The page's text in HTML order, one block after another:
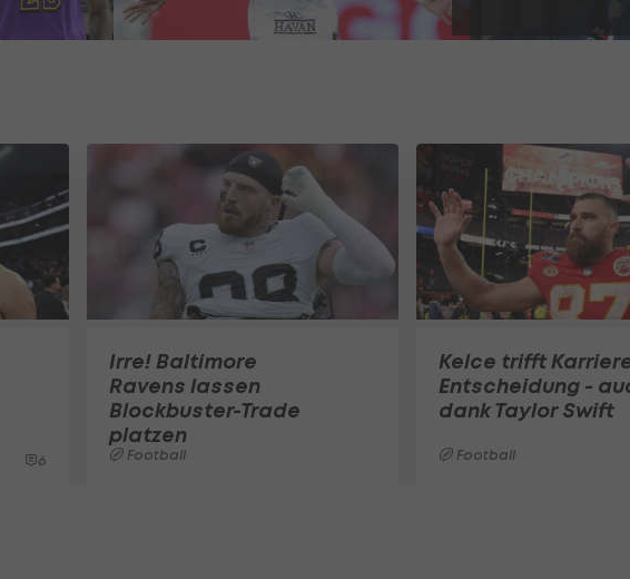
6
Irre! Baltimore
Ravens lassen
Blockbuster-Trade
platzen
Football
Kelce trifft
Entscheidung -
dank Taylor Swift
Football